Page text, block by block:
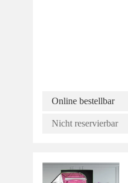
Online bestellbar
Nicht reservierbar